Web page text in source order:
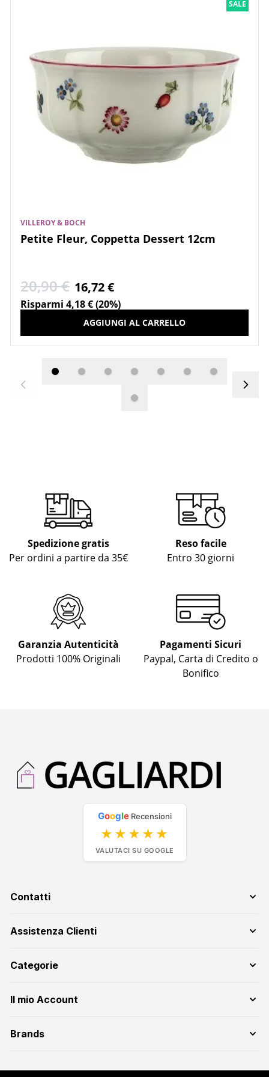
SALE
VILLEROY & BOCH
Petite Fleur, Coppetta Dessert 12cm
20,90 € 16,72 €
Risparmi 4,18 € (20%)
AGGIUNGI AL CARRELLO
Spedizione gratis
Per ordini a partire da 35€
Reso facile
Entro 30 giorni
Garanzia Autenticità
Prodotti 100% Originali
Pagamenti Sicuri
Paypal, Carta di Credito o
Bonifico
Google Recensioni
★★★★★
VALUTACI SU GOOGLE
Contatti
Assistenza Clienti
Categorie
Il mio Account
Brands